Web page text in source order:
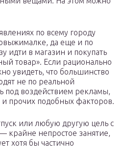
по всему городу
да еще и по
идти в магазин и покупать
товар». Если рационально
увидеть, что большинство
не по реальной
под воздействием рекламы,
и прочих подобных факторов.
или любую другую цель с
крайне непростое занятие,
хотя бы частично